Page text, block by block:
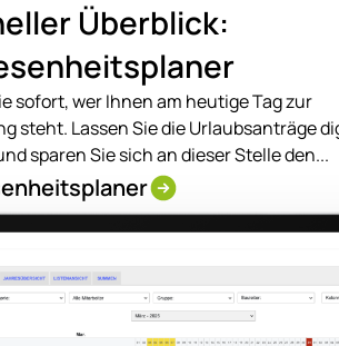
Überblick:
sofort, wer Ihnen am heutige Tag zur
steht. Lassen Sie die Urlaubsanträge
sparen Sie sich an dieser Stelle den...